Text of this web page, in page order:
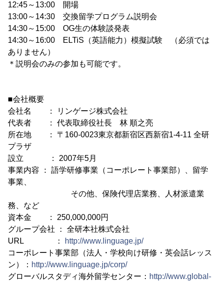
12:45～13:00 開場
13:00～14:30 交換留学プログラム説明会
14:30～15:00 OG生の体験談発表
14:30～16:00 ELTiS（英語能力）模擬試験 （必須では
ありません）
＊説明会のみの参加も可能です。
■会社概要
会社名 ： リンゲージ株式会社
代表者 ： 代表取締役社長 林 順之亮
所在地 ： 〒160-0023東京都新宿区西新宿1-4-11 全研
プラザ
設立 ： 2007年5月
事業内容 ： 語学研修事業（コーポレート事業部）、留学
事業、
その他、保険代理店業務、人材派遣業
務、など
資本金 ： 250,000,000円
グループ会社 ： 全研本社株式会社
URL ：
http://www.linguage.jp/
コーポレート事業部（法人・学校向け研修・英会話レッス
ン）： http://www.linguage.jp/corp/
グローバルスタディ海外留学センター： http://www.global-